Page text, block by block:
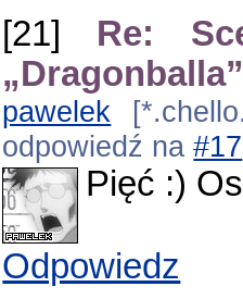
[21] Re:
pawelek
odpowiedź na#17
Pięć :)
Odpowiedz